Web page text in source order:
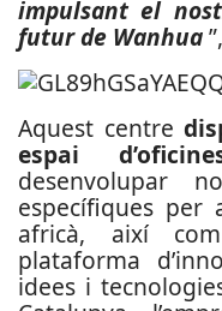
impulsant el
futur de Wanhua
Aquest centre
espai
desenvolupar
específiques
africà, així
plataforma
idees i